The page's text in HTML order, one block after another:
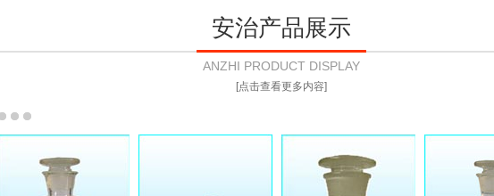
安治产品展示
ANZHI PRODUCT DISPLAY
[点击查看更多内容]